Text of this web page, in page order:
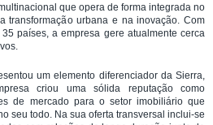
que opera de forma integrada no
transformação urbana e na inovação. Com
países, a empresa gere atualmente cerca
um elemento diferenciador da Sierra,
criou uma sólida reputação como
de mercado para o setor imobiliário que
seu todo. Na sua oferta transversal inclui-se